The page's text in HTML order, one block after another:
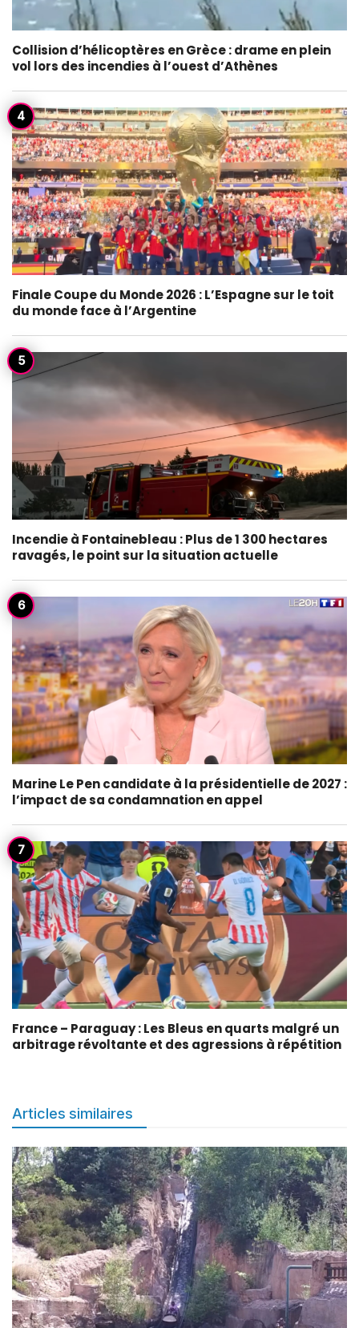
Collision d’hélicoptères en Grèce : drame en plein
vol lors des incendies à l’ouest d’Athènes
Finale Coupe du Monde 2026 : L’Espagne sur le toit
du monde face à l’Argentine
Incendie à Fontainebleau : Plus de 1 300 hectares
ravagés, le point sur la situation actuelle
Marine Le Pen candidate à la présidentielle de 2027 :
l’impact de sa condamnation en appel
France – Paraguay : Les Bleus en quarts malgré un
arbitrage révoltante et des agressions à répétition
Articles similaires